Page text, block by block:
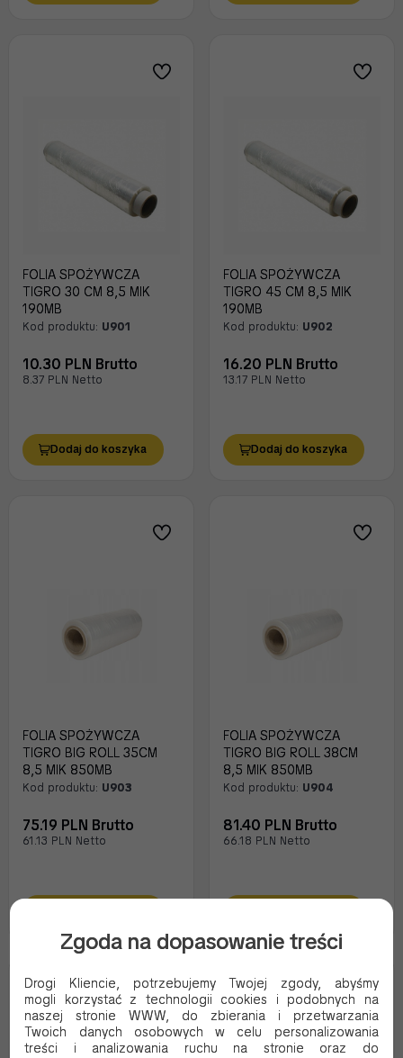
FOLIA SPOŻYWCZA
TIGRO 30 CM 8,5 MIK
190MB
Kod produktu: U901
10.30 PLN Brutto
8.37 PLN Netto
Dodaj do koszyka
FOLIA SPOŻYWCZA
TIGRO 45 CM 8,5 MIK
190MB
Kod produktu: U902
16.20 PLN Brutto
13.17 PLN Netto
Dodaj do koszyka
FOLIA SPOŻYWCZA
TIGRO BIG ROLL 35CM
8,5 MIK 850MB
Kod produktu: U903
75.19 PLN Brutto
61.13 PLN Netto
FOLIA SPOŻYWCZA
TIGRO BIG ROLL 38CM
8,5 MIK 850MB
Kod produktu: U904
81.40 PLN Brutto
66.18 PLN Netto
Zgoda na dopasowanie treści
Drogi Kliencie, potrzebujemy Twojej zgody, abyśmy
mogli korzystać z technologii cookies i podobnych na
naszej stronie WWW, do zbierania i przetwarzania
Twoich danych osobowych w celu personalizowania
treści i analizowania ruchu na stronie oraz do